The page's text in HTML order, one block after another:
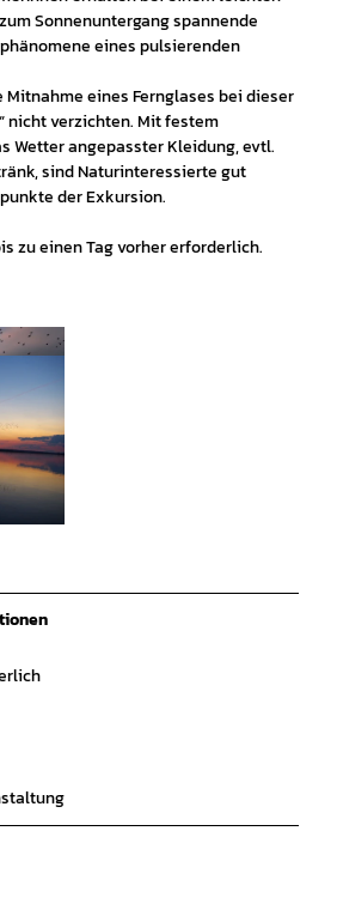
Sonnenuntergang spannende
eines pulsierenden
Mitnahme eines Fernglases bei dieser
nicht verzichten. Mit festem
Wetter angepasster Kleidung, evtl.
sind Naturinteressierte gut
der Exkursion.
zu einen Tag vorher erforderlich.